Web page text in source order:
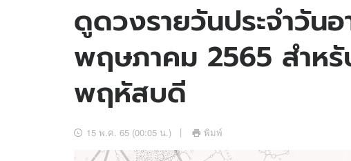
ข่าวบันเทิง
ข่าวกีฬา
ข่าวเศรษฐกิจ
อัปเดตจีน
สถิติหวยไทย
หวยลาว
ดูดวงรายวันประจำวัน
พฤษภาคม 2565 สำหรั
พฤหัสบดี
15 พ.ค. 65 (00:05 น.) พิมพ์